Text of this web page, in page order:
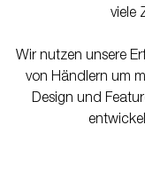
viele
Wir nutzen unsere
von Händlern um
Design und